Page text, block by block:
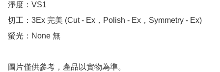
淨度：VS1
切工：3Ex 完美 (Cut - Ex，Polish - Ex，Symmetry - Ex)
螢光：None 無
圖片僅供參考，產品以實物為準。